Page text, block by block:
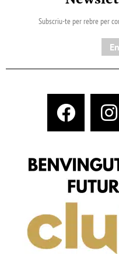
Subscriu-te per rebre per